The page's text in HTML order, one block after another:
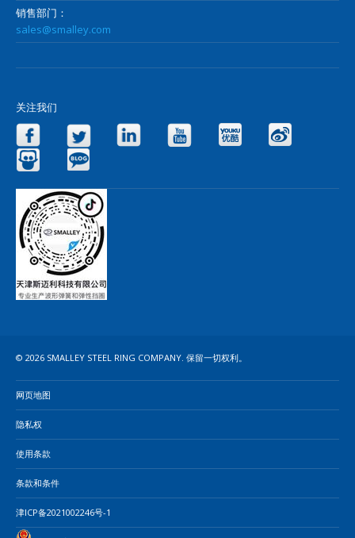
销售部门：
sales@smalley.com
关注我们
Facebook Twitter LinkedIn YouTube
© 2026 SMALLEY STEEL RING COMPANY. 保留一切权利。
网页地图
隐私权
使用条款
条款和条件
津ICP备2021002246号-1